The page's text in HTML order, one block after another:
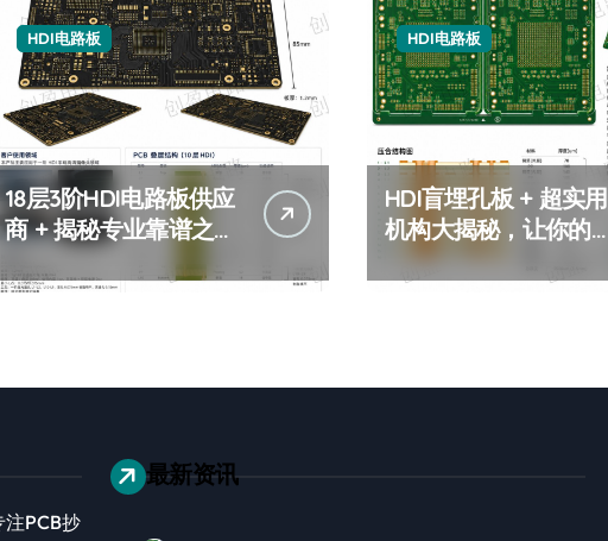
HDI电路板
18层3阶HDI电路板供应
商 + 揭秘专业靠谱之选
+ 18层3阶HDI电路板
HDI电路板
HDI盲埋孔板 + 超实用
机构大揭秘，让你的选
择不再纠结 + 好用的
HDI盲埋孔板推荐
PCB抄
最新资讯